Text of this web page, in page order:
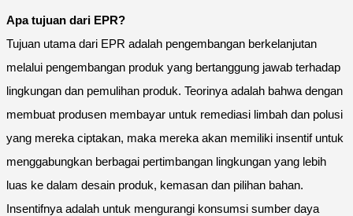
Apa tujuan dari EPR?
Tujuan utama dari EPR adalah pengembangan berkelanjutan
melalui pengembangan produk yang bertanggung jawab terhadap
lingkungan dan pemulihan produk. Teorinya adalah bahwa dengan
membuat produsen membayar untuk remediasi limbah dan polusi
yang mereka ciptakan, maka mereka akan memiliki insentif untuk
menggabungkan berbagai pertimbangan lingkungan yang lebih
luas ke dalam desain produk, kemasan dan pilihan bahan.
Insentifnya adalah untuk mengurangi konsumsi sumber daya